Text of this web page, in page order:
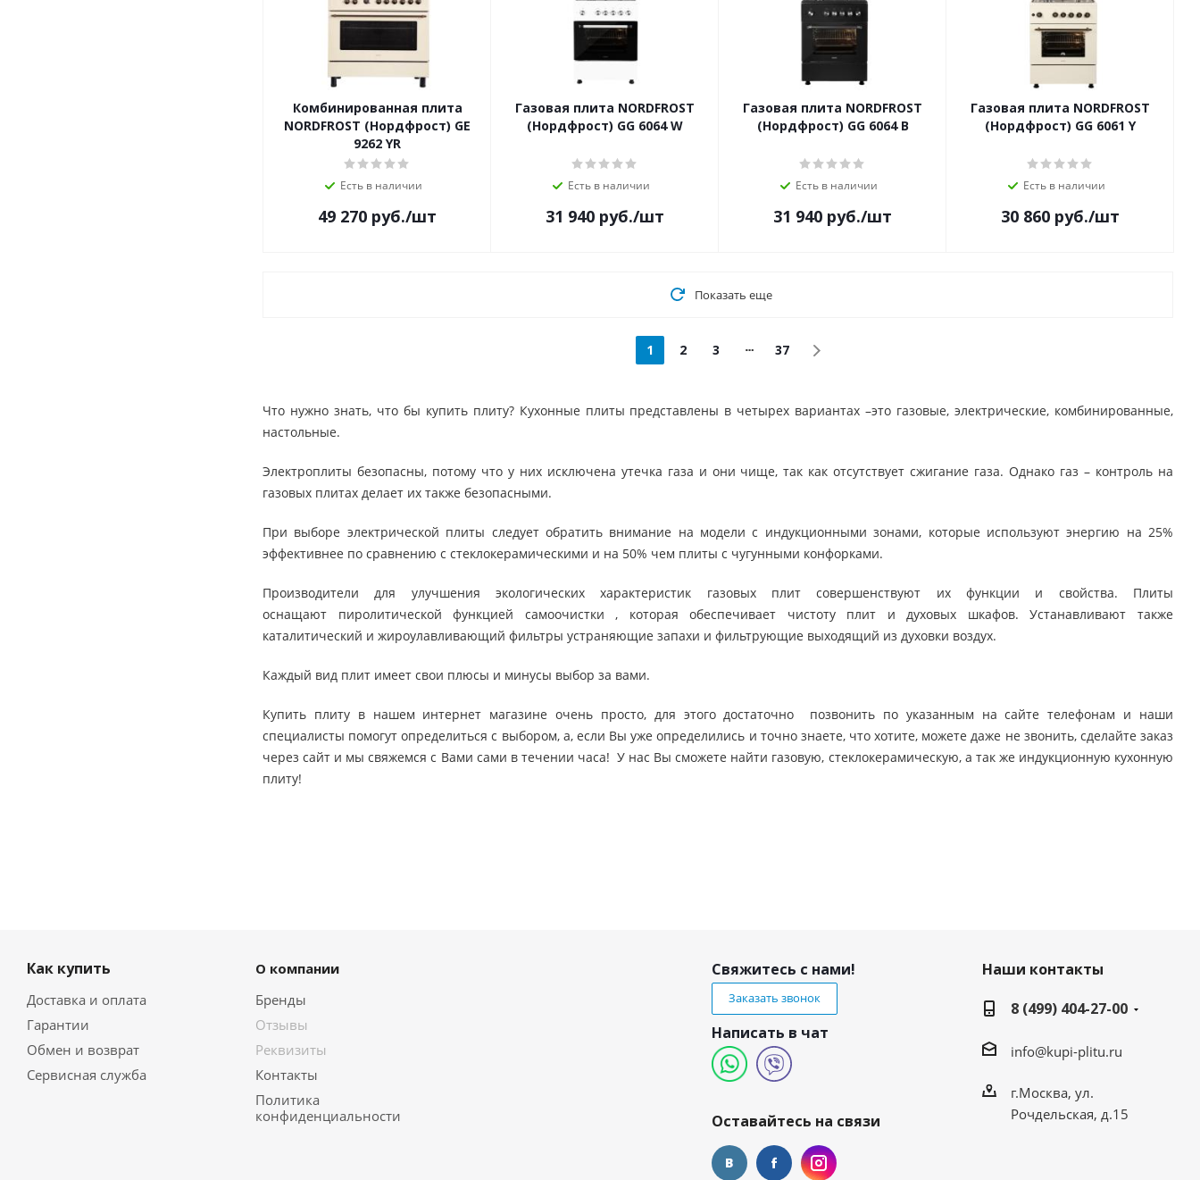
Комбинированная плита
NORDFROST (Нордфрост) GE
9262 YR
Есть в наличии
49 270 руб./шт
Газовая плита NORDFROST
(Нордфрост) GG 6064 W
Есть в наличии
31 940 руб./шт
Газовая плита NORDFROST
(Нордфрост) GG 6064 B
Есть в наличии
31 940 руб./шт
Газовая плита NORDFROST
(Нордфрост) GG 6061 Y
Есть в наличии
30 860 руб./шт
Показать еще
1 2 3 37
Что нужно знать, что бы купить плиту? Кухонные плиты представлены в четырех вариантах –это газовые, электрические, комбинированные,
настольные.
Электроплиты безопасны, потому что у них исключена утечка газа и они чище, так как отсутствует сжигание газа. Однако газ – контроль на
газовых плитах делает их также безопасными.
При выборе электрической плиты следует обратить внимание на модели с индукционными зонами, которые используют энергию на 25%
эффективнее по сравнению с стеклокерамическими и на 50% чем плиты с чугунными конфорками.
Производители для улучшения экологических характеристик газовых плит совершенствуют их функции и свойства. Плиты
оснащают пиролитической функцией самоочистки , которая обеспечивает чистоту плит и духовых шкафов. Устанавливают также
каталитический и жироулавливающий фильтры устраняющие запахи и фильтрующие выходящий из духовки воздух.
Каждый вид плит имеет свои плюсы и минусы выбор за вами.
Купить плиту в нашем интернет магазине очень просто, для этого достаточно позвонить по указанным на сайте телефонам и наши
специалисты помогут определиться с выбором, а, если Вы уже определились и точно знаете, что хотите, можете даже не звонить, сделайте заказ
через сайт и мы свяжемся с Вами сами в течении часа! У нас Вы сможете найти газовую, стеклокерамическую, а так же индукционную кухонную
плиту!
Как купить
Доставка и оплата
Гарантии
Обмен и возврат
Сервисная служба
О компании
Бренды
Отзывы
Реквизиты
Контакты
Политика
конфиденциальности
Свяжитесь с нами!
Заказать звонок
Написать в чат
Оставайтесь на связи
Наши контакты
8 (499) 404-27-00
info@kupi-plitu.ru
г.Москва, ул.
Рочдельская, д.15